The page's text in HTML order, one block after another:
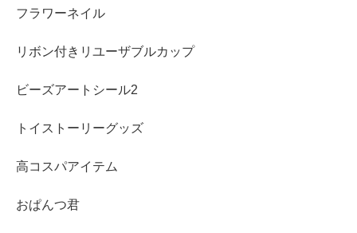
フラワーネイル
リボン付きリユーザブルカップ
ビーズアートシール2
トイストーリーグッズ
高コスパアイテム
おぱんつ君